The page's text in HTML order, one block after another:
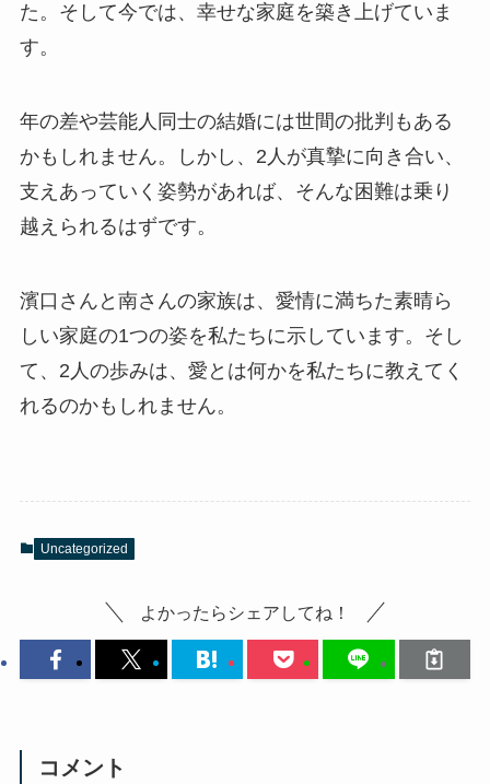
た。そして今では、幸せな家庭を築き上げていま
す。
年の差や芸能人同士の結婚には世間の批判もある
かもしれません。しかし、2人が真摯に向き合い、
支えあっていく姿勢があれば、そんな困難は乗り
越えられるはずです。
濱口さんと南さんの家族は、愛情に満ちた素晴ら
しい家庭の1つの姿を私たちに示しています。そし
て、2人の歩みは、愛とは何かを私たちに教えてく
れるのかもしれません。
Uncategorized
よかったらシェアしてね！
コメント